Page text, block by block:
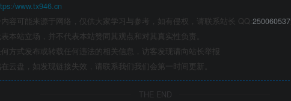
www.tx946.cn
容可能来源于网络，仅供大家学习与参考，如有侵权，请联系站长 QQ:250060537
本站立场，并不代表本站赞同其观点和对其真实性负责。
方式发布或转载任何违法的相关信息，访客发现请向站长举报
云盘，如发现链接失效，请联系我们我们会第一时间更新。
THE END